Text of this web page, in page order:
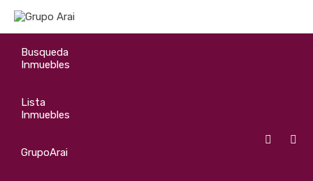
Busqueda
Inmuebles
Lista
Inmuebles
GrupoArai